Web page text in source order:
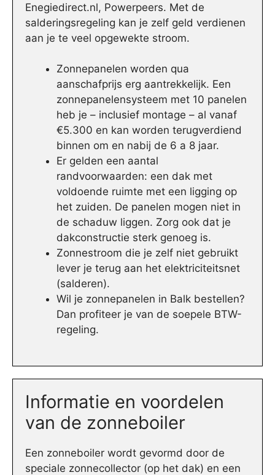
Enegiedirect.nl, Powerpeers. Met de
salderingsregeling kan je zelf geld verdienen
aan je te veel opgewekte stroom.
Zonnepanelen worden qua
aanschafprijs erg aantrekkelijk. Een
zonnepanelensysteem met 10 panelen
heb je – inclusief montage – al vanaf
€5.300 en kan worden terugverdiend
binnen om en nabij de 6 a 8 jaar.
Er gelden een aantal
randvoorwaarden: een dak met
voldoende ruimte met een ligging op
het zuiden. De panelen mogen niet in
de schaduw liggen. Zorg ook dat je
dakconstructie sterk genoeg is.
Zonnestroom die je zelf niet gebruikt
lever je terug aan het elektriciteitsnet
(salderen).
Wil je zonnepanelen in Balk bestellen?
Dan profiteer je van de soepele BTW-
regeling.
Informatie en voordelen
van de zonneboiler
Een zonneboiler wordt gevormd door de
speciale zonnecollector (op het dak) en een